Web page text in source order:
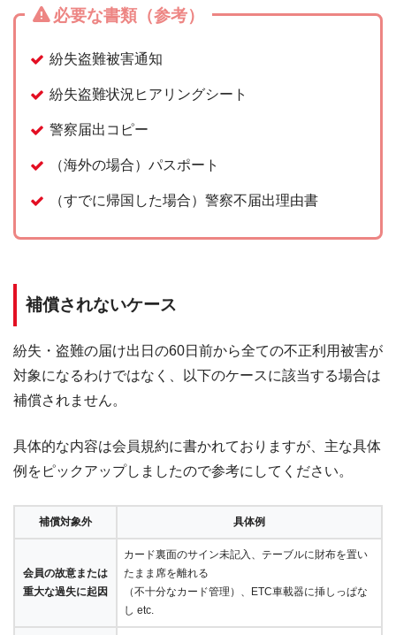
必要な書類（参考）
紛失盗難被害通知
紛失盗難状況ヒアリングシート
警察届出コピー
（海外の場合）パスポート
（すでに帰国した場合）警察不届出理由書
補償されないケース
紛失・盗難の届け出日の60日前から全ての不正利用被害が
対象になるわけではなく、以下のケースに該当する場合は
補償されません。
具体的な内容は会員規約に書かれておりますが、主な具体
例をピックアップしましたので参考にしてください。
補償対象外 具体例
会員の故意または
重大な過失に起因
カード裏面のサイン未記入、テーブルに財布を置い
たまま席を離れる
（不十分なカード管理）、ETC車載器に挿しっぱな
し etc.